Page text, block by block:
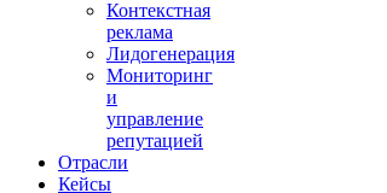
Контекстная
реклама
Лидогенерация
Мониторинг
и
управление
репутацией
Отрасли
Кейсы